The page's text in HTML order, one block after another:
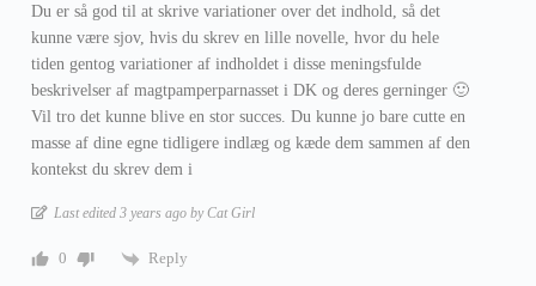
Du er så god til at skrive variationer over det indhold, så det
kunne være sjov, hvis du skrev en lille novelle, hvor du hele
tiden gentog variationer af indholdet i disse meningsfulde
beskrivelser af magtpamperparnasset i DK og deres gerninger 🙂
Vil tro det kunne blive en stor succes. Du kunne jo bare cutte en
masse af dine egne tidligere indlæg og kæde dem sammen af den
kontekst du skrev dem i
Last edited 3 years ago by Cat Girl
0 Reply